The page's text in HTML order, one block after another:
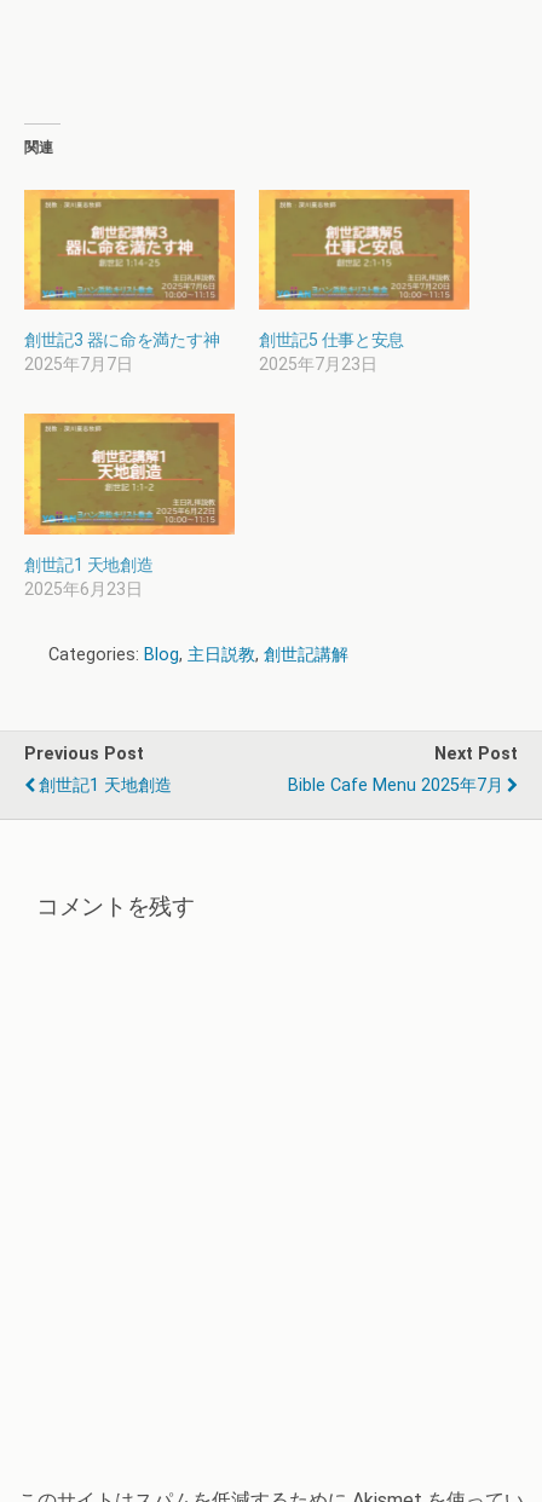
関連
創世記3 器に命を満たす神
2025年7月7日
創世記5 仕事と安息
2025年7月23日
創世記1 天地創造
2025年6月23日
Categories: Blog, 主日説教, 創世記講解
Previous Post
創世記1 天地創造
Next Post
Bible Cafe Menu 2025年7月
コメントを残す